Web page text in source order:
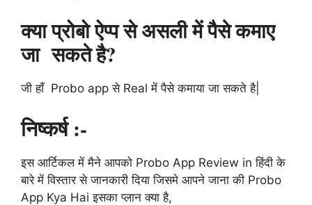
क्या प्रोबो ऐप्प से असली में पैसे कमाए
जा सकते है?
जी हाँ Probo app से Real में पैसे कमाया जा सकते है|
निष्कर्ष :-
इस आर्टिकल में मैने आपको Probo App Review in हिंदी के
बारे में विस्तार से जानकारी दिया जिसमे आपने जाना की Probo
App Kya Hai इसका प्लान क्या है,